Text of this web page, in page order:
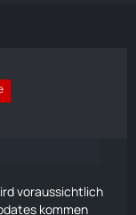
voraussichtlich
kommen